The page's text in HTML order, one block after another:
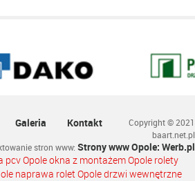
Galeria Kontakt
Copyright © 2021
baart.net.pl
stron www: Strony www Opole: Werb.pl
pcv Opole okna z montażem Opole rolety
naprawa rolet Opole drzwi wewnętrzne